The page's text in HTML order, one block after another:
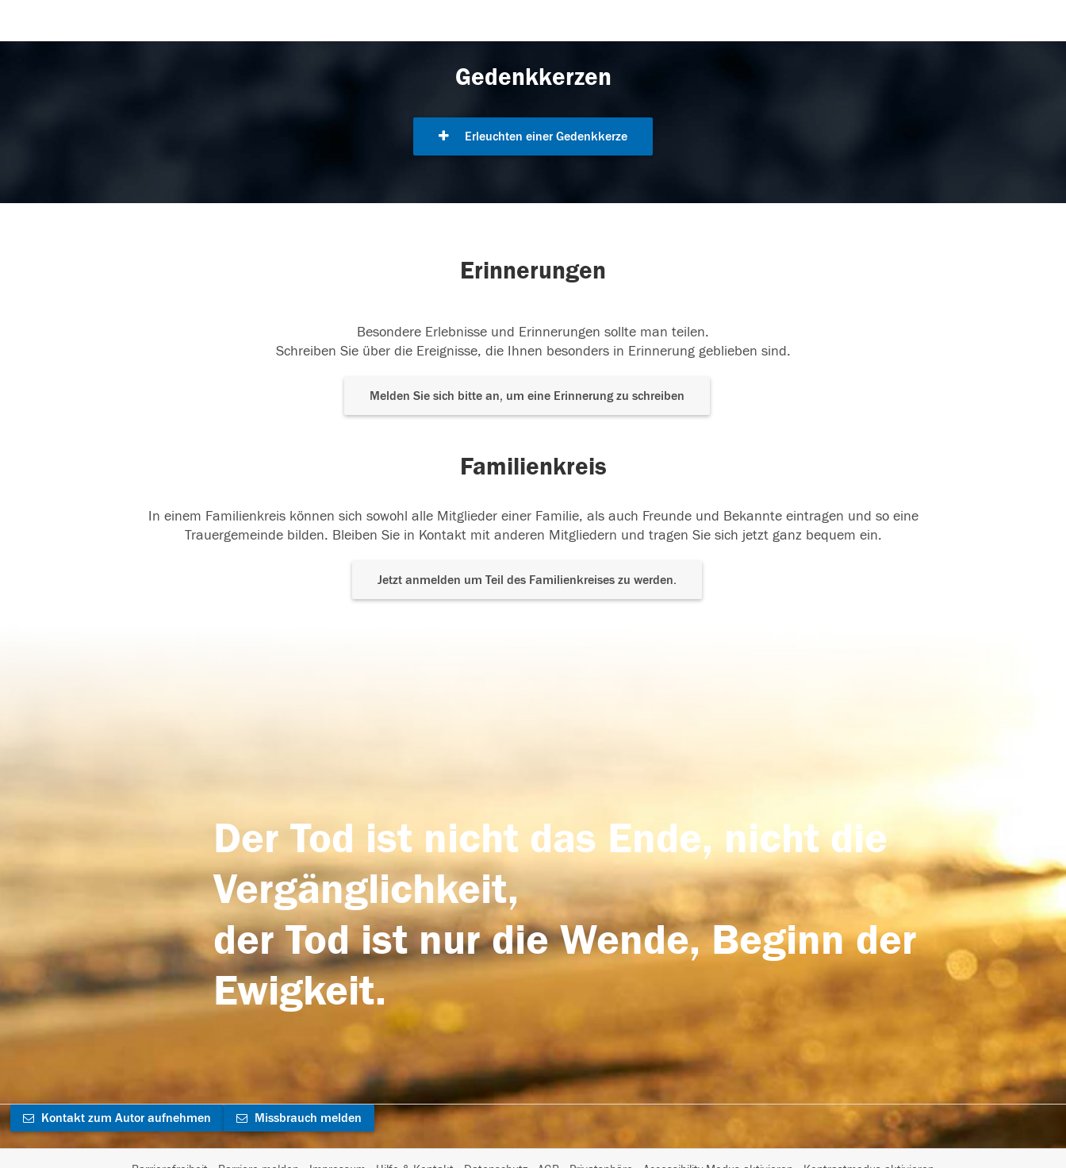
Gedenkkerzen
Erleuchten einer Gedenkkerze
Erinnerungen
Besondere Erlebnisse und Erinnerungen sollte man teilen.
Schreiben Sie über die Ereignisse, die Ihnen besonders in Erinnerung geblieben sind.
Melden Sie sich bitte an, um eine Erinnerung zu schreiben
Familienkreis
In einem Familienkreis können sich sowohl alle Mitglieder einer Familie, als auch Freunde und Bekannte eintragen und so eine
Trauergemeinde bilden. Bleiben Sie in Kontakt mit anderen Mitgliedern und tragen Sie sich jetzt ganz bequem ein.
Jetzt anmelden um Teil des Familienkreises zu werden.
Der Tod ist nicht das Ende, nicht die
Vergänglichkeit,
der Tod ist nur die Wende, Beginn der
Ewigkeit.
Kontakt zum Autor aufnehmen Missbrauch melden